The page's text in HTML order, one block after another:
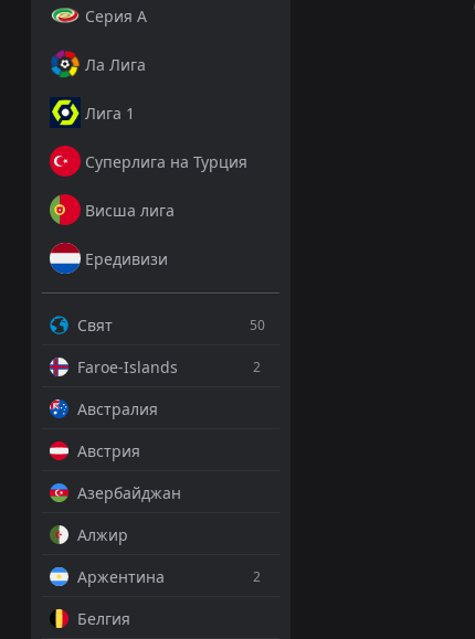
Серия А
Ла Лига
Лига 1
Суперлига на Турция
Висша лига
Ередивизи
Свят 50
Faroe-Islands 2
Австралия
Австрия
Азербайджан
Алжир
Аржентина
2
Белгия